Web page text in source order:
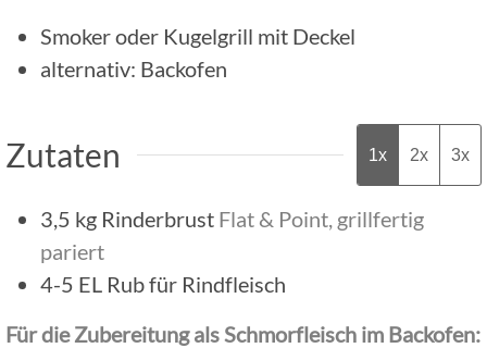
Smoker oder Kugelgrill mit Deckel
alternativ: Backofen
Zutaten 1x 2x 3x
3,5 kg Rinderbrust Flat & Point, grillfertig
pariert
4-5 EL Rub für Rindfleisch
Für die Zubereitung als Schmorfleisch im Backofen: